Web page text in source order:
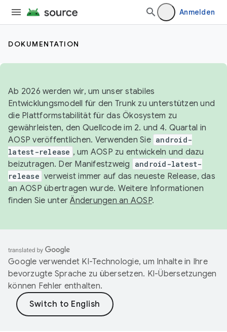
Anmelden
DOKUMENTATION
Ab 2026 werden wir, um unser stabiles
Entwicklungsmodell für den Trunk zu unterstützen und
die Plattformstabilität für das Ökosystem zu
gewährleisten, den Quellcode im 2. und 4. Quartal in
AOSP veröffentlichen. Verwenden Sie android-
latest-release , um AOSP zu entwickeln und dazu
beizutragen. Der Manifestzweig
android-latest-
release verweist immer auf das neueste Release, das
an AOSP übertragen wurde. Weitere Informationen
finden Sie unterÄnderungen an AOSP.
Google verwendet KI-Technologie, um Inhalte in Ihre
bevorzugte Sprache zu übersetzen. KI-Übersetzungen
können Fehler enthalten.